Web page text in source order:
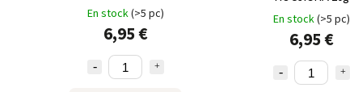
En stock(>5 pc)
6,95 €
En stock(>5 pc)
6,95 €